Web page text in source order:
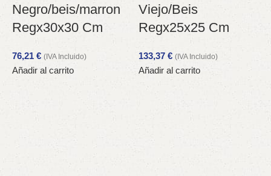
Negro/beis/marron
Regx30x30 Cm
76,21 € (IVA Incluido)
Añadir al carrito
Viejo/Beis
Regx25x25 Cm
133,37 € (IVA Incluido)
Añadir al carrito